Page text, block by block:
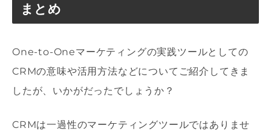
まとめ
One-to-Oneマーケティングの実践ツールとしての
CRMの意味や活用方法などについてご紹介してきま
したが、いかがだったでしょうか？
CRMは一過性のマーケティングツールではありませ